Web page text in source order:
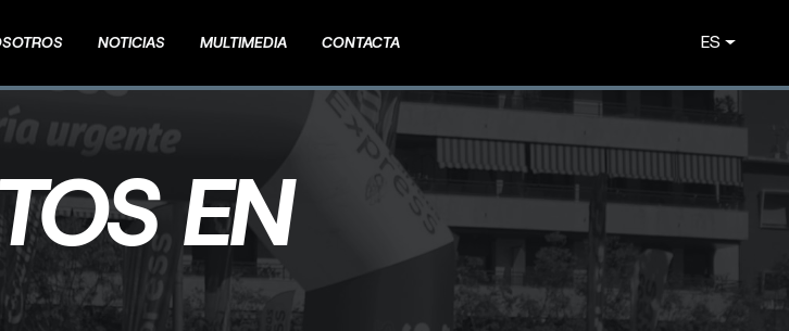
NOTICIAS MULTIMEDIA CONTACTA ES
EN